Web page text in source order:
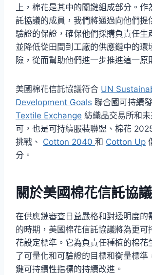
上，棉花是其中的關鍵組成部分。作
託協議的成員，我們將通過向他們提
驗證的保證，確保他們採購負責任生
並降低從田間到工廠的供應鏈中的環
險，從而幫助他們進一步推進這一原
美國棉花信託協議符合 UN
Development Goals 聯合國可持續
Textile Exchange 紡織品交易所和
可，也是可持續服裝聯盟、棉花
挑戰、 Cotton 2040 和 Cotton Up
分。
關於美國棉花信託協議
在供應鏈審查日益嚴格和對透明度的
的時期，美國棉花信託協議將為更可
花設定標準。它為負責任種植的棉花
了可量化和可驗證的目標和衡量標準
鍵可持續性指標的持續改進。